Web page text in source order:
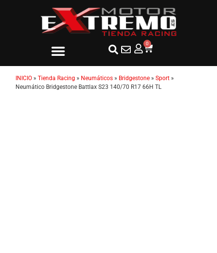
0
INICIO » Tienda Racing » Neumáticos » Bridgestone » Sport »
Neumático Bridgestone Battlax S23 140/70 R17 66H TL